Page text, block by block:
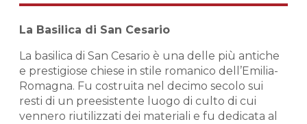
La Basilica di San Cesario
La basilica di San Cesario è una delle più antiche
e prestigiose chiese in stile romanico dell’Emilia-
Romagna. Fu costruita nel decimo secolo sui
resti di un preesistente luogo di culto di cui
vennero riutilizzati dei materiali e fu dedicata al